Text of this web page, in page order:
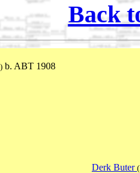
Back
b. ABT 1908
Derk Buter